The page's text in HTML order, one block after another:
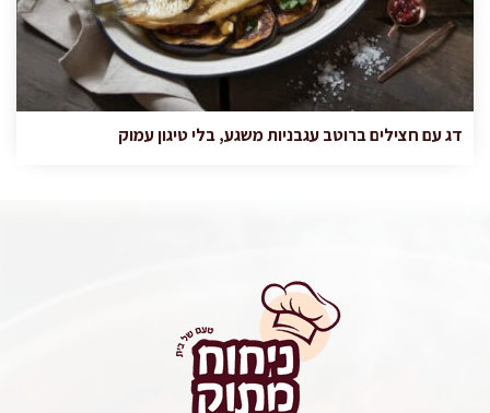
דג עם חצילים ברוטב עגבניות משגע, בלי טיגון עמוק